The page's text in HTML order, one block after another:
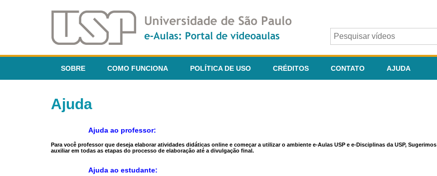
SOBRE COMO FUNCIONA POLÍTICA DE USO CRÉDITOS CONTATO AJUDA
Ajuda
Ajuda ao professor:
Para você professor que deseja elaborar atividades didáticas online e começar a utilizar o ambiente e-Aulas USP e e-Disciplinas da USP, Sugerimos
auxiliar em todas as etapas do processo de elaboração até a divulgação final.
Ajuda ao estudante: